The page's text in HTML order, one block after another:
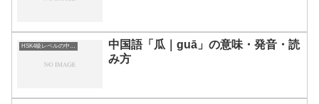
HSK4級レベルの中国語
中国語「瓜｜guā」の意味・発音・読
み方